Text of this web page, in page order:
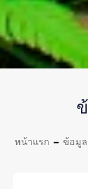
หน้าแรก ข้อมู